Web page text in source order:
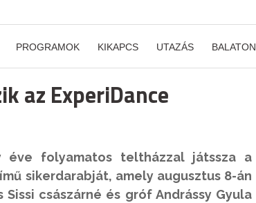
PROGRAMOK KIKAPCS UTAZÁS BALATON
az ExperiDance
éve folyamatos teltházzal játssza a
sikerdarabját, amely augusztus 8-án
Sissi császárné és gróf Andrássy Gyula